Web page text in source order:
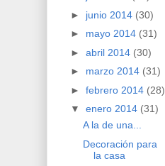
► junio 2014 (30)
► mayo 2014 (31)
► abril 2014 (30)
► marzo 2014 (31)
► febrero 2014 (28)
▼ enero 2014 (31)
A la de una...
Decoración para
la casa